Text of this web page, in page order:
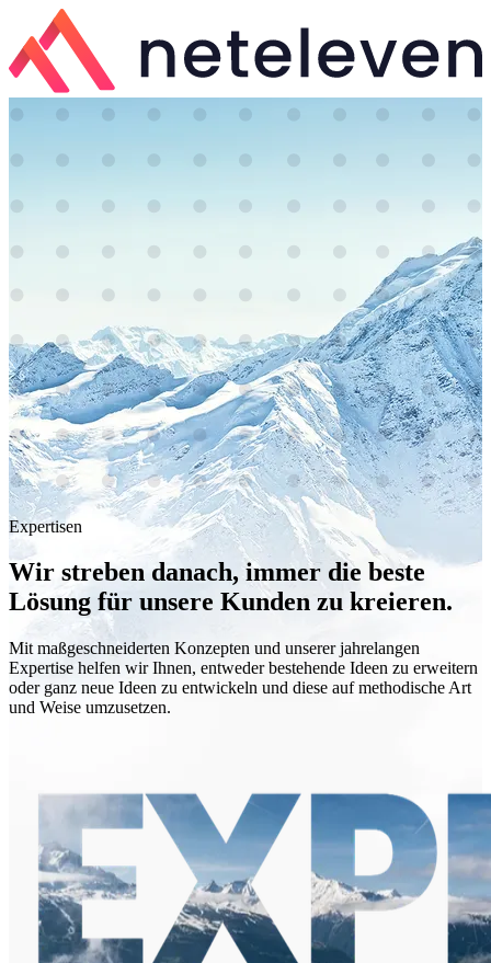
Expertisen
Wir streben danach, immer die beste
Lösung für unsere Kunden zu kreieren.
Mit maßgeschneiderten Konzepten und unserer jahrelangen
Expertise helfen wir Ihnen, entweder bestehende Ideen zu erweitern
oder ganz neue Ideen zu entwickeln und diese auf methodische Art
und Weise umzusetzen.